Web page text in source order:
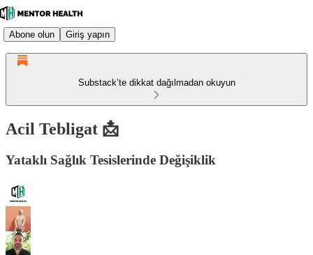
Abone olun Giriş yapın
Substack’te dikkat dağılmadan okuyun
Acil Tebligat 📩
Yataklı Sağlık Tesislerinde Değişiklik